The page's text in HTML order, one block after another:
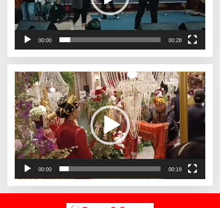
00:00 00:28
Pemutar
Video
00:00 00:19